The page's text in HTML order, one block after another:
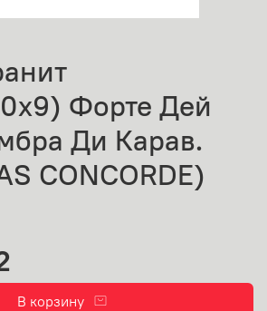
Форте Дей
Ди Карав.
CONCORDE)
В корзину